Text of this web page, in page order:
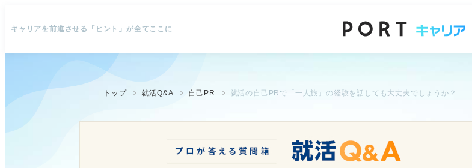
キャリアを前進させる「ヒント」が全てここに
トップ 就活Q&A 自己PR 就活の自己PRで「一人旅」の経験を話しても大丈夫でしょうか？